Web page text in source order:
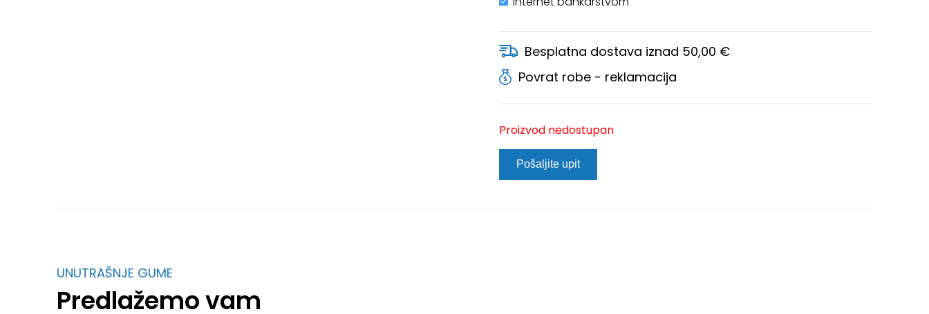
Besplatna dostava iznad 50,00 €
Povrat robe - reklamacija
Proizvod nedostupan
Pošaljite upit
UNUTRAŠNJE GUME
Predlažemo vam